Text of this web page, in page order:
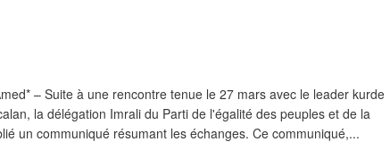
– Suite à une rencontre tenue le 27 mars avec le leader kurde
la délégation Imrali du Parti de l'égalité des peuples et de la
un communiqué résumant les échanges. Ce communiqué,...